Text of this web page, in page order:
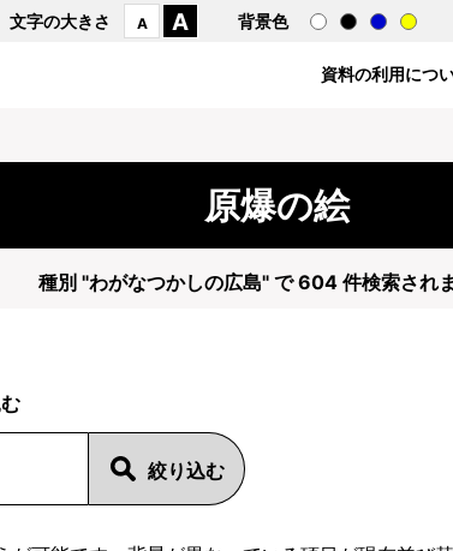
文字の大きさ A A 背景色
資料の利用につ
原爆の絵
種別 "わがなつかしの広島" で 604 件検索されま